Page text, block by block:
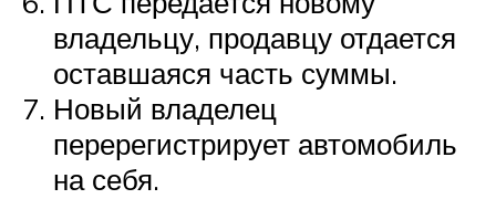
владельцу, продавцу отдается
оставшаяся часть суммы.
Новый владелец
перерегистрирует автомобиль
на себя.